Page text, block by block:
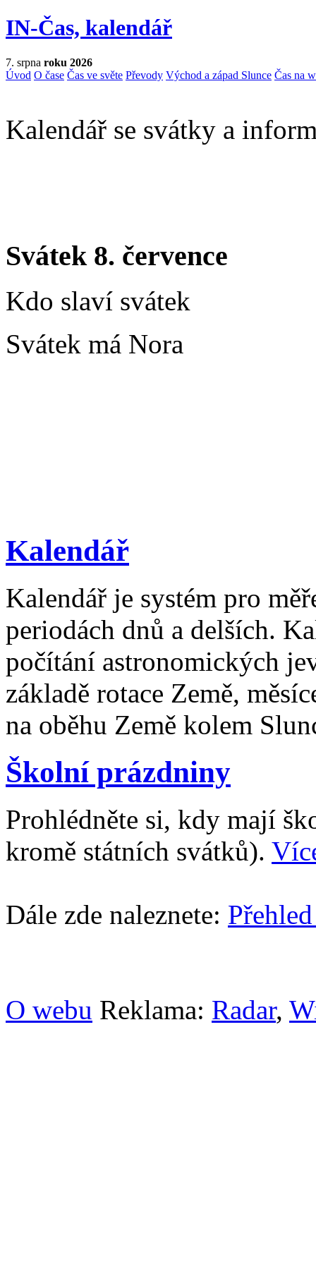
IN-Čas, kalendář
7. srpna roku 2026
Úvod O čase Čas ve světe Převody Východ a západ Slunce Čas na
Kalendář se svátky a
Svátek 8. července
Kdo slaví svátek
Svátek má Nora
Kalendář
Kalendář je systém pro
periodách dnů a delších.
počítání astronomických
základě rotace Země,
na oběhu Země kolem
Školní prázdniny
Prohlédněte si, kdy mají
kromě státních svátků).
Dále zde naleznete:
O webu Reklama: Radar,